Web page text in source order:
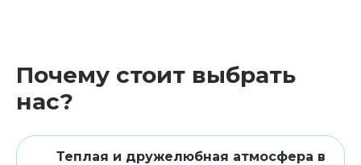
Почему стоит выбрать
нас?
Теплая и дружелюбная атмосфера в